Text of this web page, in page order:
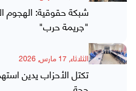
شبكة حقوقية: الهجوم
"جريمة حرب"
الثلاثاء, 17 مارس, 2026
تكتل الأحزاب يدين